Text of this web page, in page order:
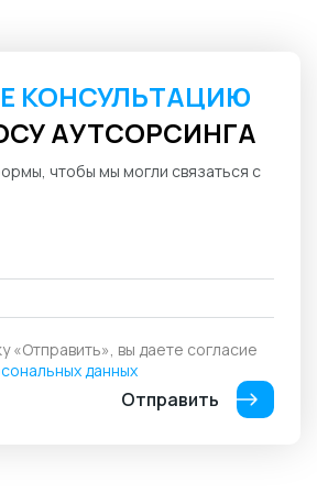
КОНСУЛЬТАЦИЮ
АУТСОРСИНГА
чтобы мы могли связаться с
«Отправить», вы даете согласие
данных
Отправить